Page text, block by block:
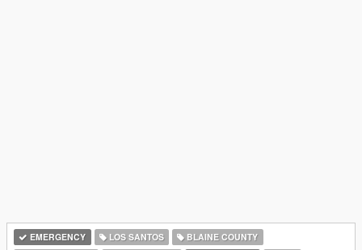
EMERGENCY LOS SANTOS
BLAINE COUNTY